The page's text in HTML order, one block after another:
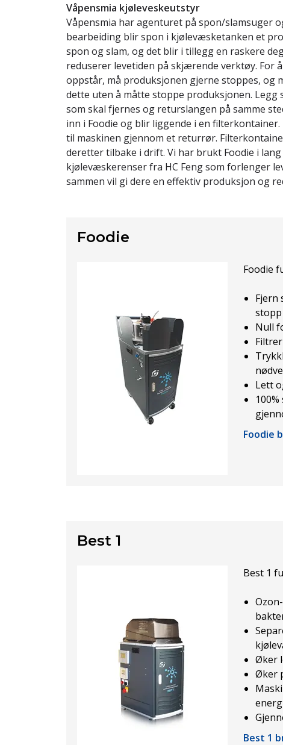
Våpensmia kjøleveskeutstyr
Våpensmia har agenturet på spon/slamsuger
bearbeiding blir spon i kjølevæsketanken et
spon og slam, og det blir i tillegg en raskere
reduserer levetiden på skjærende verktøy. For
oppstår, må produksjonen gjerne stoppes, og
dette uten å måtte stoppe produksjonen. Legg
som skal fjernes og returslangen på samme
inn i Foodie og blir liggende i en
til maskinen gjennom et returrør.
deretter tilbake i drift. Vi har brukt Foodie i
kjølevæskerenser fra HC Feng som forlenger
sammen vil gi dere en effektiv produksjon og
Foodie
Foodie
Fjern
stopp
Null
Lett
Foodie
Best 1
Best 1
Øker
Øker
Best 1